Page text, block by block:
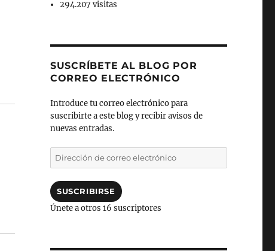
294.207 visitas
SUSCRÍBETE AL BLOG POR
CORREO ELECTRÓNICO
Introduce tu correo electrónico para
suscribirte a este blog y recibir avisos de
nuevas entradas.
Dirección
de
electrónico
SUSCRIBIRSE
Únete a otros 16 suscriptores